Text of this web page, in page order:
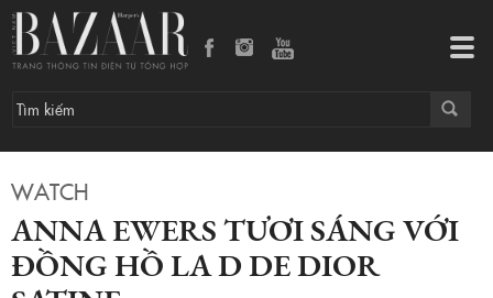
WATCH
ANNA EWERS TƯƠI SÁNG VỚI
ĐỒNG HỒ LA D DE DIOR